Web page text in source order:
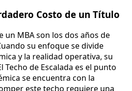
Costo de un Título
un MBA son los dos años de
su enfoque se divide
y la realidad operativa, su
Techo de Escalada es el punto
se encuentra con la
este techo requiere una